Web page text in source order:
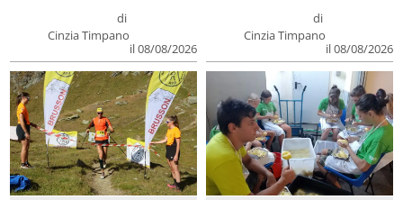
di
Cinzia Timpano
il 08/08/2026
di
Cinzia Timpano
il 08/08/2026